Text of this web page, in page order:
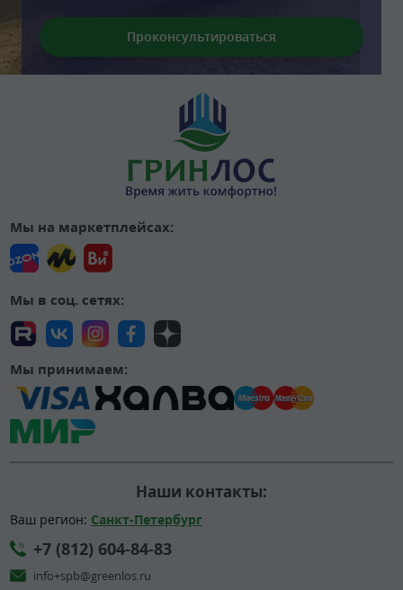
Мы на маркетплейсах:
Мы в соц. сетях:
Мы принимаем:
Наши контакты:
Ваш регион: Санкт-Петербург
+7 (812) 604-84-83
info+spb@greenlos.ru